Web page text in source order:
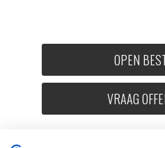
OPEN
VRAAG